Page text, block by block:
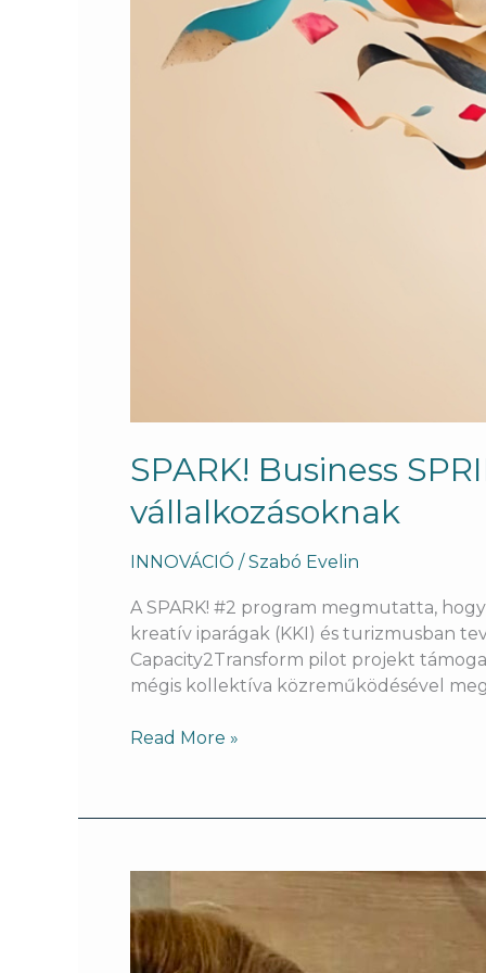
SPARK! Business
vállalkozásoknak
INNOVÁCIÓ /Szabó Evelin
A SPARK! #2 program megmutatta,
kreatív iparágak (KKI) és turizmusban
Capacity2Transform pilot projekt
mégis kollektíva közreműködésével
Read More »
üzleti
fejlesztési
sprintprogram